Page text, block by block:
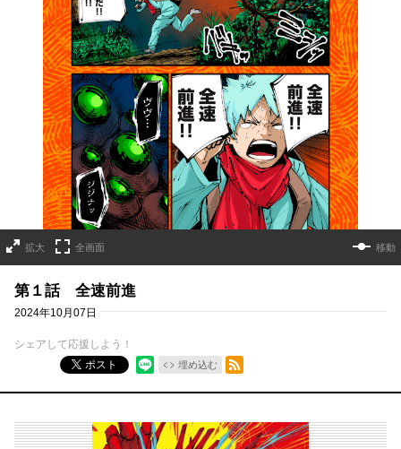
拡大 全画面 移動
第１話 全速前進
2024年10月07日
シェアして応援しよう！
ポスト
埋め込む
RSSフィード